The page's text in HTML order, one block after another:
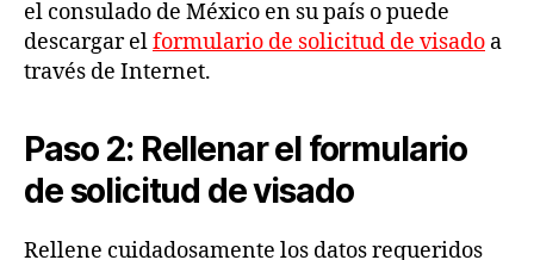
el consulado de México en su país o puede
descargar elformulario de solicitud de visado a
través de Internet.
Paso 2: Rellenar el formulario
de solicitud de visado
Rellene cuidadosamente los datos requeridos